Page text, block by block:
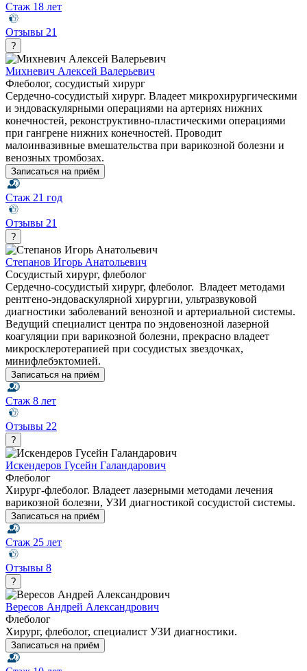
Стаж 18 лет
Отзывы 21
?
Михневич Алексей Валерьевич
Флеболог, сосудистый хирург
Сердечно-сосудистый хирург. Владеет микрохирургическими
и эндоваскулярными операциями на артериях нижних
конечностей, реконструктивно-пластическими операциями
при гангрене нижних конечностей. Проводит
малоинвазивные вмешательства при варикозной болезни и
венозных тромбозах.
Записаться на приём
Стаж 21 год
Отзывы 21
?
Степанов Игорь Анатольевич
Сосудистый хирург, флеболог
Сердечно-сосудистый хирург, флеболог. Владеет методами
рентгено-эндоваскулярной хирургии, ультразвуковой
диагностики заболеваний венозной и артериальной системы.
Ведущий специалист центра по эндовенозной лазерной
коагуляции при варикозной болезни, прекрасно владеет
микросклеротерапией при сосудистых звездочках,
минифлебэктомией.
Записаться на приём
Стаж 8 лет
Отзывы 22
?
Искендеров Гусейн Галандарович
Флеболог
Хирург-флеболог. Владеет лазерными методами лечения
варикозной болезни, УЗИ диагностикой сосудистой системы.
Записаться на приём
Стаж 25 лет
Отзывы 8
?
Вересов Андрей Александрович
Флеболог
Хирург, флеболог, специалист УЗИ диагностики.
Записаться на приём